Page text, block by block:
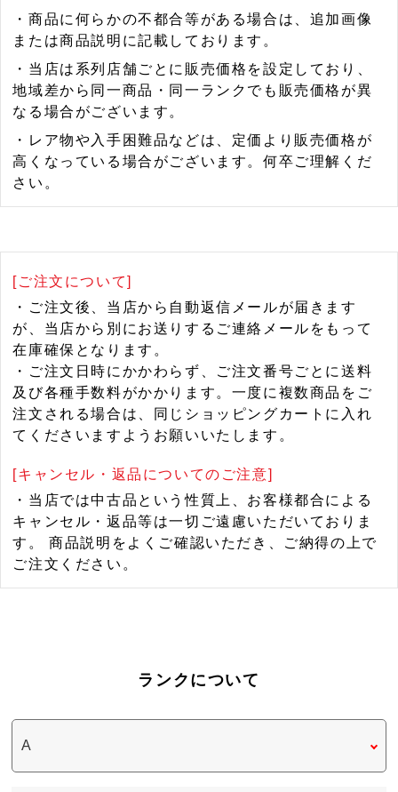
・商品に何らかの不都合等がある場合は、追加画像
または商品説明に記載しております。
・当店は系列店舗ごとに販売価格を設定しており、
地域差から同一商品・同一ランクでも販売価格が異
なる場合がございます。
・レア物や入手困難品などは、定価より販売価格が
高くなっている場合がございます。何卒ご理解くだ
さい。
[ご注文について]
・ご注文後、当店から自動返信メールが届きます
が、当店から別にお送りするご連絡メールをもって
在庫確保となります。
・ご注文日時にかかわらず、ご注文番号ごとに送料
及び各種手数料がかかります。一度に複数商品をご
注文される場合は、同じショッピングカートに入れ
てくださいますようお願いいたします。
[キャンセル・返品についてのご注意]
・当店では中古品という性質上、お客様都合による
キャンセル・返品等は一切ご遠慮いただいておりま
す。 商品説明をよくご確認いただき、ご納得の上で
ご注文ください。
ランクについて